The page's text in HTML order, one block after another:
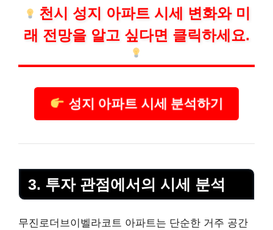
천시 성지 아파트 시세 변화와 미
래 전망을 알고 싶다면 클릭하세요.
성지 아파트 시세 분석하기
3. 투자 관점에서의 시세 분석
무진로더브이벨라코트 아파트는 단순한 거주 공간